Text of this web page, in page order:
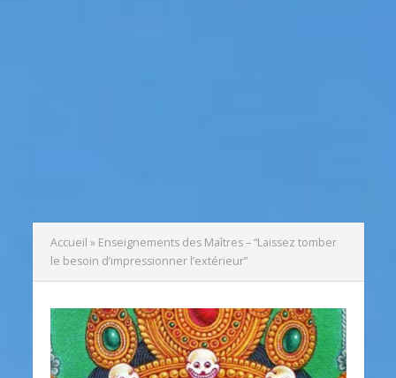
Accueil » Enseignements des Maîtres – “Laissez tomber
le besoin d’impressionner l’extérieur”